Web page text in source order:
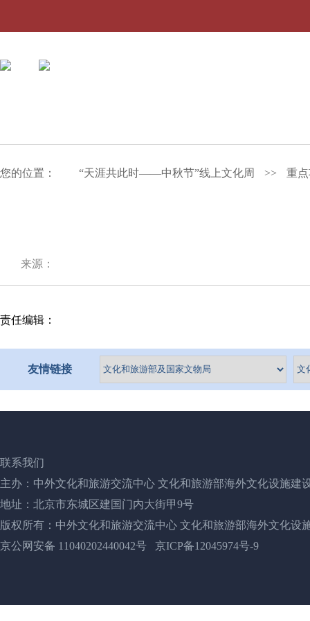
您的位置： “天涯共此时——中秋节”线上文化周 >> 重
来源：
责任编辑：
友情链接
联系我们
主办：中外文化和旅游交流中心 文化和旅游部海外文化设施建
地址：北京市东城区建国门内大街甲9号
版权所有：中外文化和旅游交流中心 文化和旅游部海外文化设
京公网安备 11040202440042号 京ICP备12045974号-9